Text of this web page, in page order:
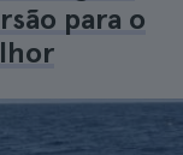
para o